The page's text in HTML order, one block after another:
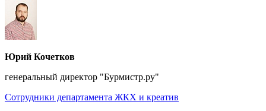
Юрий Кочетков
генеральный директор "Бурмистр.ру"
Сотрудники департамента ЖКХ и креатив